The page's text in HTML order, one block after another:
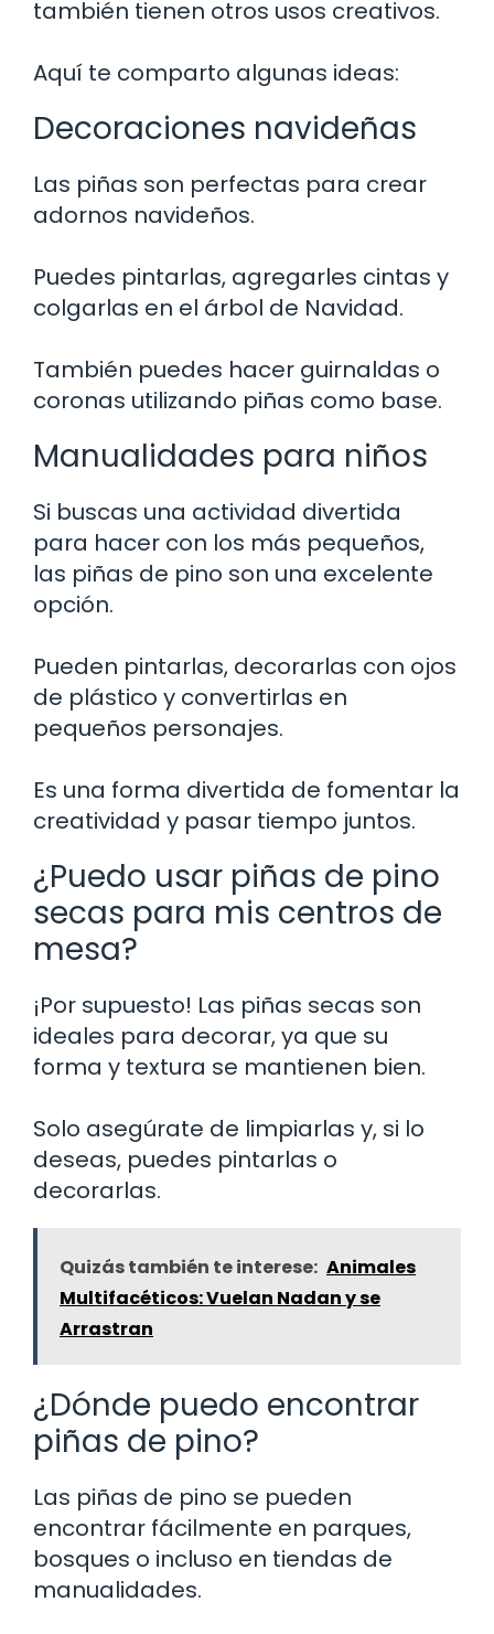
también tienen otros usos creativos.
Aquí te comparto algunas ideas:
Decoraciones navideñas
Las piñas son perfectas para crear
adornos navideños.
Puedes pintarlas, agregarles cintas y
colgarlas en el árbol de Navidad.
También puedes hacer guirnaldas o
coronas utilizando piñas como base.
Manualidades para niños
Si buscas una actividad divertida
para hacer con los más pequeños,
las piñas de pino son una excelente
opción.
Pueden pintarlas, decorarlas con ojos
de plástico y convertirlas en
pequeños personajes.
Es una forma divertida de fomentar la
creatividad y pasar tiempo juntos.
¿Puedo usar piñas de pino
secas para mis centros de
mesa?
¡Por supuesto! Las piñas secas son
ideales para decorar, ya que su
forma y textura se mantienen bien.
Solo asegúrate de limpiarlas y, si lo
deseas, puedes pintarlas o
decorarlas.
Quizás también te interese: Animales
Multifacéticos: Vuelan Nadan y se
Arrastran
¿Dónde puedo encontrar
piñas de pino?
Las piñas de pino se pueden
encontrar fácilmente en parques,
bosques o incluso en tiendas de
manualidades.